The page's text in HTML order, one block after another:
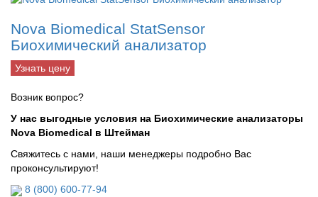
Nova Biomedical StatSensor
Биохимический анализатор
Узнать цену
Возник вопрос?
У нас выгодные условия на Биохимические анализаторы
Nova Biomedical в Штейман
Свяжитесь с нами, наши менеджеры подробно Вас
проконсультируют!
8 (800) 600-77-94